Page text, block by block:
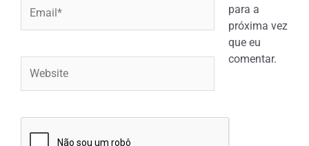
para a
próxima vez
que eu
comentar.